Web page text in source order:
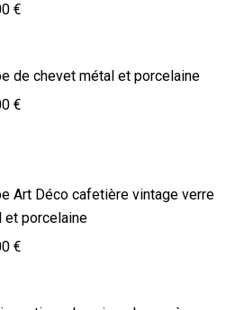
€
de chevet métal et porcelaine
€
Art Déco cafetière vintage verre
et porcelaine
€